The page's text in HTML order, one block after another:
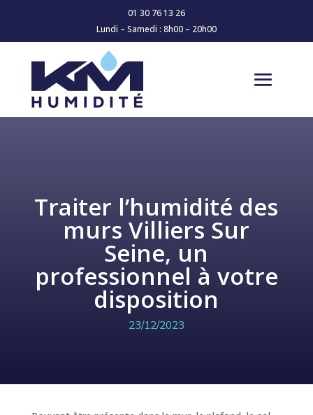
01 30 76 13 26
Lundi – Samedi : 8h00 – 20h00
Traiter l’humidité des
murs Villiers Sur
Seine, un
professionnel à votre
disposition
23/12/2023